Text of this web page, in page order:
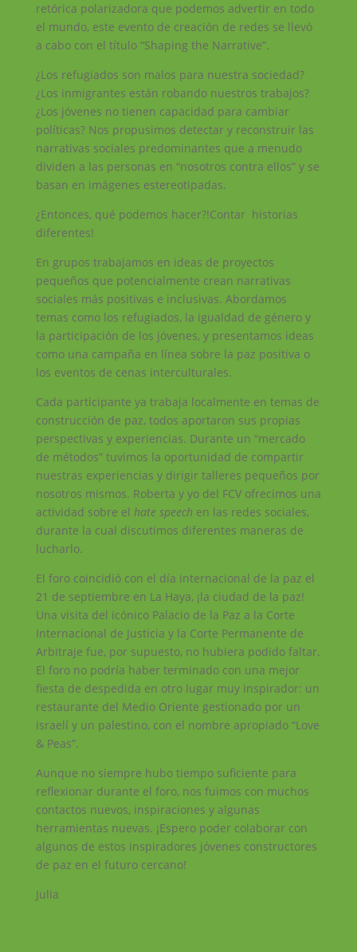
retórica polarizadora que podemos advertir en todo
el mundo, este evento de creación de redes se llevó
a cabo con el título “Shaping the Narrative”.
¿Los refugiados son malos para nuestra sociedad?
¿Los inmigrantes están robando nuestros trabajos?
¿Los jóvenes no tienen capacidad para cambiar
políticas? Nos propusimos detectar y reconstruir las
narrativas sociales predominantes que a menudo
dividen a las personas en “nosotros contra ellos” y se
basan en imágenes estereotipadas.
¿Entonces, qué podemos hacer?!Contar historias
diferentes!
En grupos trabajamos en ideas de proyectos
pequeños que potencialmente crean narrativas
sociales más positivas e inclusivas. Abordamos
temas como los refugiados, la igualdad de género y
la participación de los jóvenes, y presentamos ideas
como una campaña en línea sobre la paz positiva o
los eventos de cenas interculturales.
Cada participante ya trabaja localmente en temas de
construcción de paz, todos aportaron sus propias
perspectivas y experiencias. Durante un “mercado
de métodos” tuvimos la oportunidad de compartir
nuestras experiencias y dirigir talleres pequeños por
nosotros mismos. Roberta y yo del FCV ofrecimos una
actividad sobre el hate speech en las redes sociales,
durante la cual discutimos diferentes maneras de
lucharlo.
El foro coincidió con el día internacional de la paz el
21 de septiembre en La Haya, ¡la ciudad de la paz!
Una visita del icónico Palacio de la Paz a la Corte
Internacional de Justicia y la Corte Permanente de
Arbitraje fue, por supuesto, no hubiera podido faltar.
El foro no podría haber terminado con una mejor
fiesta de despedida en otro lugar muy inspirador: un
restaurante del Medio Oriente gestionado por un
israelí y un palestino, con el nombre apropiado “Love
& Peas”.
Aunque no siempre hubo tiempo suficiente para
reflexionar durante el foro, nos fuimos con muchos
contactos nuevos, inspiraciones y algunas
herramientas nuevas. ¡Espero poder colaborar con
algunos de estos inspiradores jóvenes constructores
de paz en el futuro cercano!
Julia